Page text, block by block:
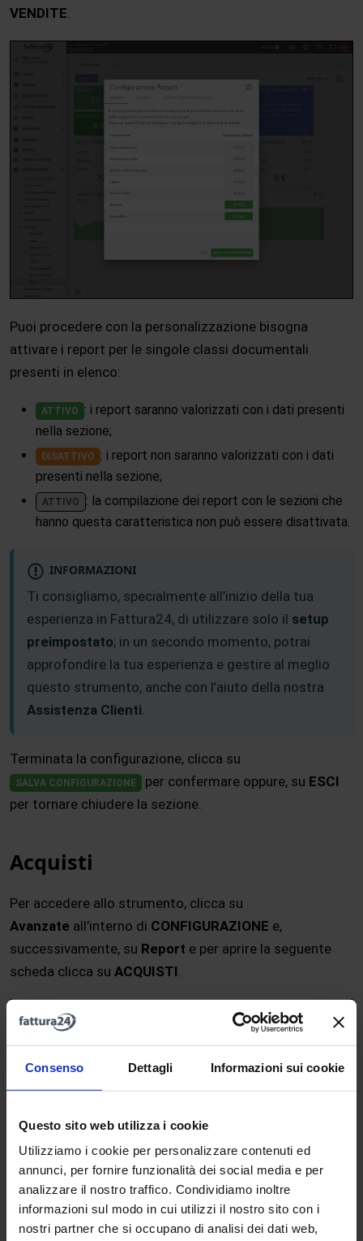
Consenso Dettagli Informazioni sui cookie
Questo sito web utilizza i cookie
Utilizziamo i cookie per personalizzare contenuti ed
annunci, per fornire funzionalità dei social media e per
analizzare il nostro traffico. Condividiamo inoltre
informazioni sul modo in cui utilizzi il nostro sito con i
nostri partner che si occupano di analisi dei dati web,
VENDITE.
Puoi procedere con la personalizzazione bisogna
attivare i report per le singole classi documentali
presenti in elenco:
ATTIVO
: i report saranno valorizzati con i dati presenti
nella sezione;
DISATTIVO
: i report non saranno valorizzati con i dati
presenti nella sezione;
ATTIVO
: la compilazione dei report con le sezioni che
hanno questa caratteristica non può essere disattivata.
INFORMAZIONI
Ti consigliamo, specialmente all’inizio della tua
esperienza in Fattura24, di utilizzare solo il setup
preimpostato; in un secondo momento, potrai
approfondire la tua esperienza e gestire al meglio
questo strumento, anche con l’aiuto della nostra
Assistenza Clienti
Terminata la configurazione, clicca su
SALVA CONFIGURAZIONE per confermare oppure, su ESCI
per tornare chiudere la sezione.
Acquisti
Per accedere allo strumento, clicca su
Avanzate all’interno di CONFIGURAZIONE e,
successivamente, su Report e per aprire la seguente
scheda clicca su ACQUISTI